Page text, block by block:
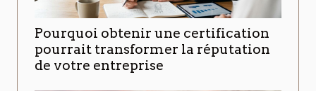
Pourquoi obtenir une certification
pourrait transformer la réputation
de votre entreprise